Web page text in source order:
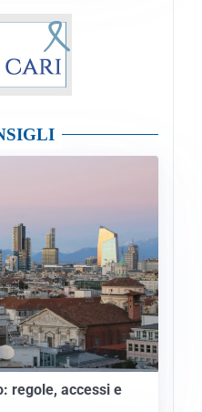
regole, accessi e